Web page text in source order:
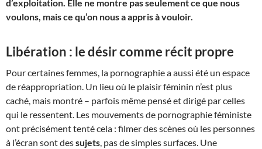
d’exploitation. Elle ne montre pas seulement ce que nous
voulons, mais ce qu’on nous a appris à vouloir.
Libération : le désir comme récit propre
Pour certaines femmes, la pornographie a aussi été un espace
de réappropriation. Un lieu où le plaisir féminin n’est plus
caché, mais montré – parfois même pensé et dirigé par celles
qui le ressentent. Les mouvements de pornographie féministe
ont précisément tenté cela : filmer des scènes où les personnes
à l’écran sont dessujets, pas de simples surfaces. Une